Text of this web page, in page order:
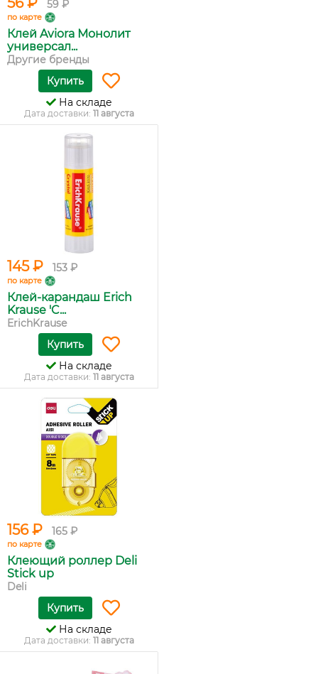
59 ₽
по карте
Клей Aviora Монолит
универсал...
Другие бренды
Купить
На складе
Дата доставки: 11 августа
145 ₽ 153 ₽
по карте
Клей-карандаш Erich
Krause 'C...
ErichKrause
Купить
На складе
Дата доставки: 11 августа
156 ₽ 165 ₽
по карте
Клеющий роллер Deli
Stick up
Deli
Купить
На складе
Дата доставки: 11 августа